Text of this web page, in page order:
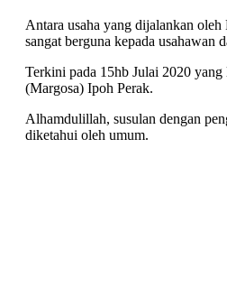
Antara usaha yang dijalankan
sangat berguna kepada usahawan
Terkini pada 15hb Julai 2020
(Margosa) Ipoh Perak.
Alhamdulillah, susulan dengan
diketahui oleh umum.